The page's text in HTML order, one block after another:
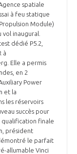
SPATIALE
SPATIALE
RELATIONS ENTRE
spatiale
à feu statique
Module)
inaugural.
dédié P5.2,
à
Elle a permis
en 2
Power
et la
les réservoirs
succès pour
qualification finale
président
le parfait
allumable Vinci
au GIFAS.